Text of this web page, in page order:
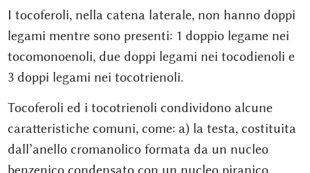
I tocoferoli, nella catena laterale, non hanno doppi
legami mentre sono presenti: 1 doppio legame nei
tocomonoenoli, due doppi legami nei tocodienoli e
3 doppi legami nei tocotrienoli.
Tocoferoli ed i tocotrienoli condividono alcune
caratteristiche comuni, come: a) la testa, costituita
dall’anello cromanolico formata da un nucleo
benzenico condensato con un nucleo piranico,